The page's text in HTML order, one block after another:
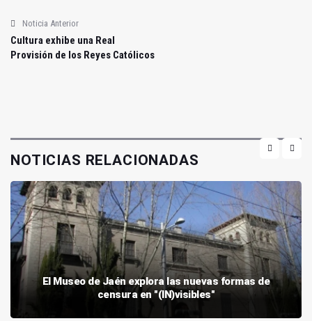
Noticia Anterior
Cultura exhibe una Real
Provisión de los Reyes Católicos
NOTICIAS RELACIONADAS
El Museo de Jaén explora las nuevas formas de
censura en "(IN)visibles"